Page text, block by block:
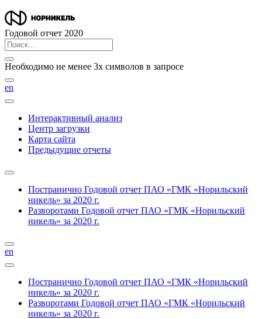
Годовой отчет 2020
Необходимо не менее 3х символов в запросе
en
Интерактивный анализ
Центр загрузки
Карта сайта
Предыдущие отчеты
Постранично Годовой отчет ПАО «ГМК «Норильский
никель» за 2020 г.
Разворотами Годовой отчет ПАО «ГМК «Норильский
никель» за 2020 г.
en
Постранично Годовой отчет ПАО «ГМК «Норильский
никель» за 2020 г.
Разворотами Годовой отчет ПАО «ГМК «Норильский
никель» за 2020 г.